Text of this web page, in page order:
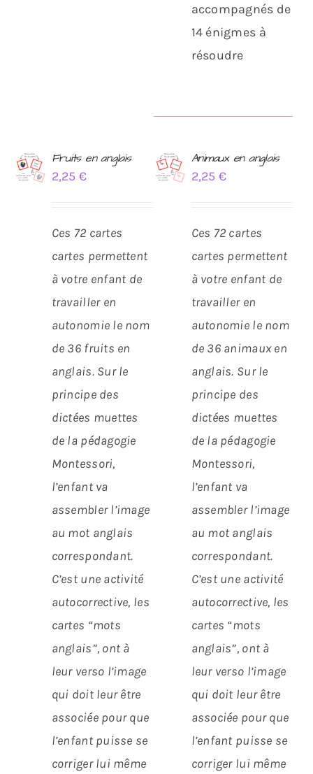
accompagnés de
14 énigmes à
résoudre
AJOUTER
DÉTAILS
Fruits en anglais
2,25€
Ces 72 cartes
cartes permettent
à votre enfant de
travailler en
autonomie le nom
de 36 fruits en
anglais. Sur le
principe des
dictées muettes
de la pédagogie
Montessori,
l’enfant va
assembler l’image
au mot anglais
correspondant.
C’est une activité
autocorrective, les
cartes “mots
anglais”, ont à
leur verso l’image
qui doit leur être
associée pour que
l’enfant puisse se
corriger lui même
AJOUTER
DÉTAILS
Animaux en anglais
2,25 €
Ces 72 cartes
cartes permettent
à votre enfant de
travailler en
autonomie le nom
de 36 animaux en
anglais. Sur le
principe des
dictées muettes
de la pédagogie
Montessori,
l’enfant va
assembler l’image
au mot anglais
correspondant.
C’est une activité
autocorrective, les
cartes “mots
anglais”, ont à
leur verso l’image
qui doit leur être
associée pour que
l’enfant puisse se
corriger lui même